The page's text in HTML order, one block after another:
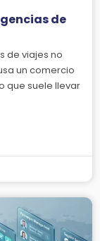
de
de viajes no
un comercio
que suele llevar